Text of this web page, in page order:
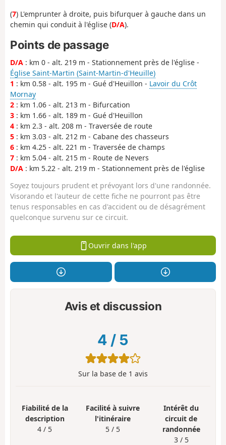
(7) L'emprunter à droite, puis bifurquer à gauche dans un
chemin qui conduit à l'église (D/A).
Points de passage
D/A : km 0 - alt. 219 m - Stationnement près de l'église -
Église Saint-Martin (Saint-Martin-d'Heuille)
1 : km 0.58 - alt. 195 m - Gué d'Heuillon - Lavoir du Crôt
Mornay
2 : km 1.06 - alt. 213 m - Bifurcation
3 : km 1.66 - alt. 189 m - Gué d'Heuillon
4 : km 2.3 - alt. 208 m - Traversée de route
5 : km 3.03 - alt. 212 m - Cabane des chasseurs
6 : km 4.25 - alt. 221 m - Traversée de champs
7 : km 5.04 - alt. 215 m - Route de Nevers
D/A : km 5.22 - alt. 219 m - Stationnement près de l'église
Soyez toujours prudent et prévoyant lors d'une randonnée.
Visorando et l'auteur de cette fiche ne pourront pas être
tenus responsables en cas d'accident ou de désagrément
quelconque survenu sur ce circuit.
Ouvrir dans l'app
Avis et discussion
4 / 5
Sur la base de 1 avis
Fiabilité de la
description
4 / 5
Facilité à suivre
l'itinéraire
5 / 5
Intérêt du
circuit de
randonnée
3 / 5